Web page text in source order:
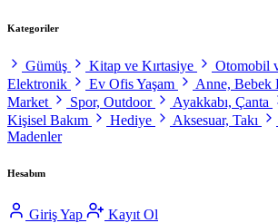
Kategoriler
Gümüş Kitap ve Kırtasiye
Otomobil
Elektronik
Ev Ofis Yaşam Anne, Bebek
Market
Spor, Outdoor Ayakkabı, Çanta
Kişisel Bakım
Hediye Aksesuar, Takı
Madenler
Hesabım
Giriş Yap Kayıt Ol